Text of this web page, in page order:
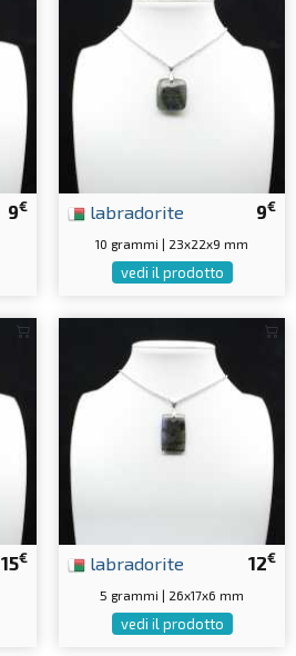
9€ 9€
labradorite
10 grammi | 23x22x9 mm
vedi il prodotto
15€ 12€
labradorite
5 grammi | 26x17x6 mm
vedi il prodotto